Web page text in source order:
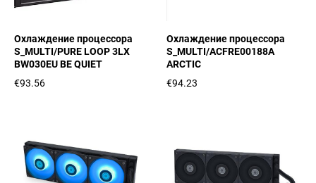
Охлаждение процессора
S_MULTI/PURE LOOP 3LX
BW030EU BE QUIET
€93.56
Охлаждение процессора
S_MULTI/ACFRE00188A
ARCTIC
€94.23